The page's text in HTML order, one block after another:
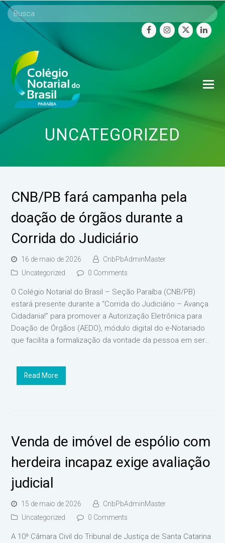
facebookinstagram
twitter
UNCATEGORIZED
CNB/PB fará campanha pela
doação de órgãos durante a
Corrida do Judiciário
16 de maio de 2026
CnbPbAdminMaster
Uncategorized
0 Comments
O Colégio Notarial do Brasil – Seção Paraíba (CNB/PB)
estará presente durante a “Corrida do Judiciário – Avança
Cidadania!” para promover a Autorização Eletrônica para
Doação de Órgãos (AEDO), módulo digital do e-Notariado
que facilita a formalização da vontade da pessoa em ser…
Read More
Venda de imóvel de espólio com
herdeira incapaz exige avaliação
judicial
15 de maio de 2026
CnbPbAdminMaster
Uncategorized
0 Comments
A 10ª Câmara Civil do Tribunal de Justiça de Santa Catarina